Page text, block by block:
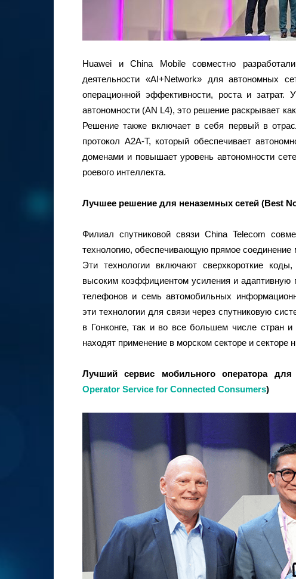
Huawei и China Mobile совместно
деятельности «AI+Network» для автономных
операционной эффективности, роста и
автономности (AN L4), это решение раскрывает
Решение также включает в себя первый в
протокол A2A-T, который обеспечивает
доменами и повышает уровень автономности
роевого интеллекта.
Лучшее решение для неназемных сетей (Best
Филиал спутниковой связи China Telecom
технологию, обеспечивающую прямое
Эти технологии включают сверхкороткие
высоким коэффициентом усиления и
телефонов и семь автомобильных
эти технологии для связи через спутниковую
в Гонконге, так и во все большем числе стран
находят применение в морском секторе и секторе
Лучший сервис мобильного оператора
Operator Service for Connected Consumers)